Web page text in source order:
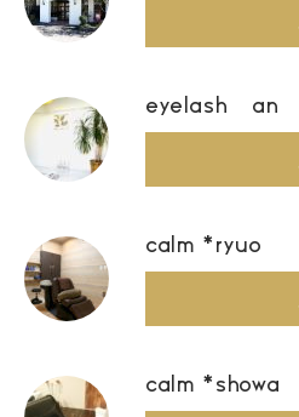
eyelash an
calm *ryuo
calm *showa